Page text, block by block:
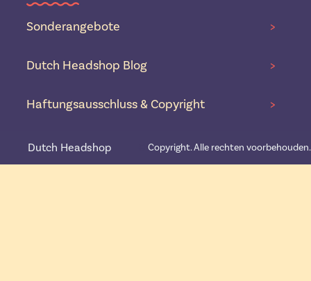
Sonderangebote >
Dutch Headshop Blog >
Haftungsausschluss & Copyright >
Dutch Headshop Copyright. Alle rechten voorbehouden.